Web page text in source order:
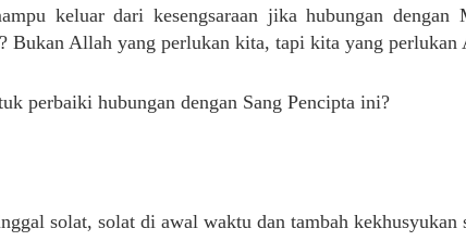
keluar dari kesengsaraan jika hubungan dengan
Bukan Allah yang perlukan kita, tapi kita yang perlukan
perbaiki hubungan dengan Sang Pencipta ini?
solat, solat di awal waktu dan tambah kekhusyukan